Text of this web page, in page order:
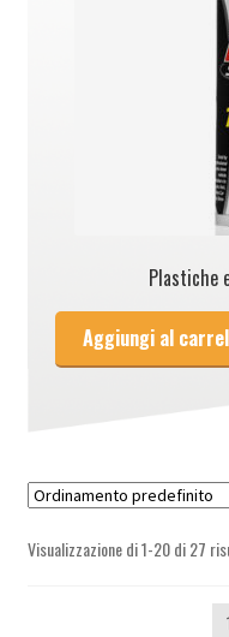
Plastiche
Aggiungi al
Visualizzazione di 1-20 di 27